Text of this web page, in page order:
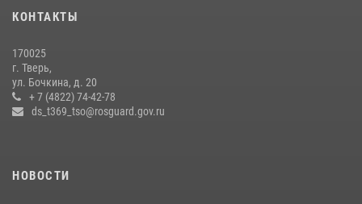
(видео)
Росгвардейцы оказали помощь водителю на дороге в городе Кашин
22 июля 2026, 08:35
КОНТАКТЫ
170025
г. Тверь,
ул. Бочкина, д. 20
+ 7 (4822) 74-42-78
ds_t369_tso@rosguard.gov.ru
НОВОСТИ